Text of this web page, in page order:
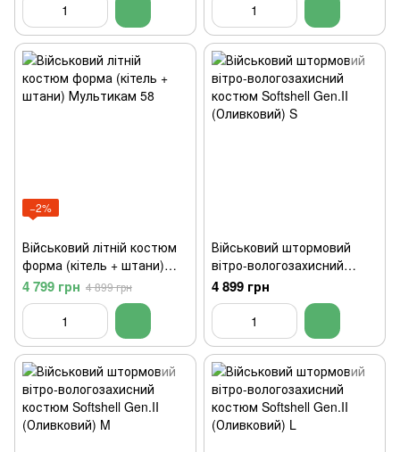
−2%
Військовий літній костюм
форма (кітель + штани)
Мультикам 58
4 799 грн 4 899 грн
Військовий штормовий
вітро-вологозахисний
костюм Softshell Gen.II
(Оливковий) S
4 899 грн